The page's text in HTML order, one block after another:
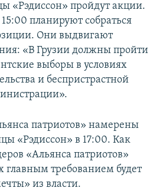
«Рэдиссон» пройдут акции.
планируют собраться
Они выдвигают
«В Грузии должны пройти
выборы в условиях
и беспристрастной
патриотов» намерены
«Рэдиссон» в 17:00. Как
«Альянса патриотов»
требованием будет
из власти.